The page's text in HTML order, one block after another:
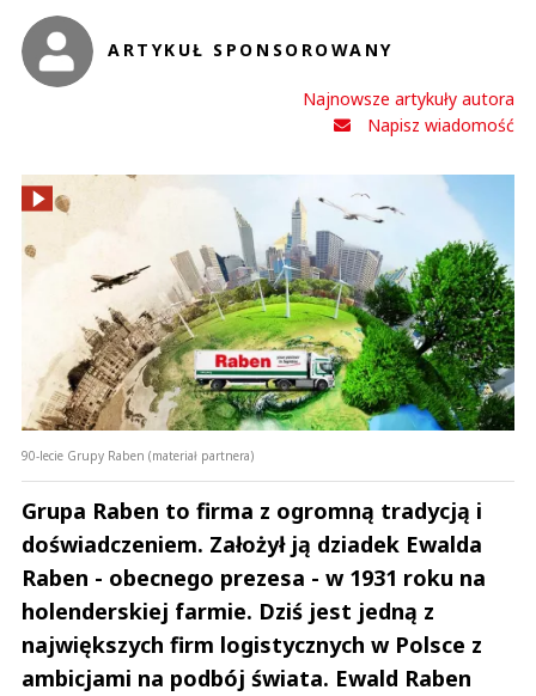
ARTYKUŁ SPONSOROWANY
Najnowsze artykuły autora
Napisz wiadomość
90-lecie Grupy Raben (materiał partnera)
Grupa Raben to firma z ogromną tradycją i
doświadczeniem. Założył ją dziadek Ewalda
Raben - obecnego prezesa - w 1931 roku na
holenderskiej farmie. Dziś jest jedną z
największych firm logistycznych w Polsce z
ambicjami na podbój świata. Ewald Raben